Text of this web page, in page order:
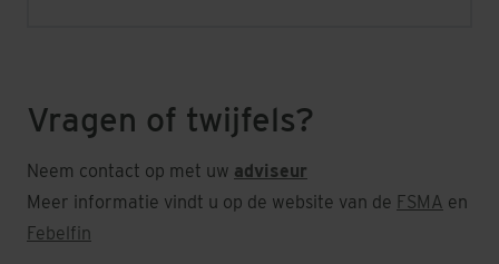
Vragen of twijfels?
Neem contact op met uw adviseur
Meer informatie vindt u op de website van de FSMA en
Febelfin